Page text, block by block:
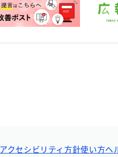
アクセシビリティ方針使い方ヘ